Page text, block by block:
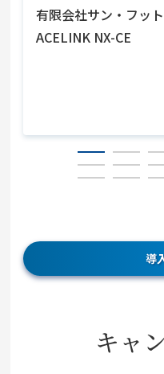
有限会社サン・フッ
ACELINK NX-CE
導
キャ